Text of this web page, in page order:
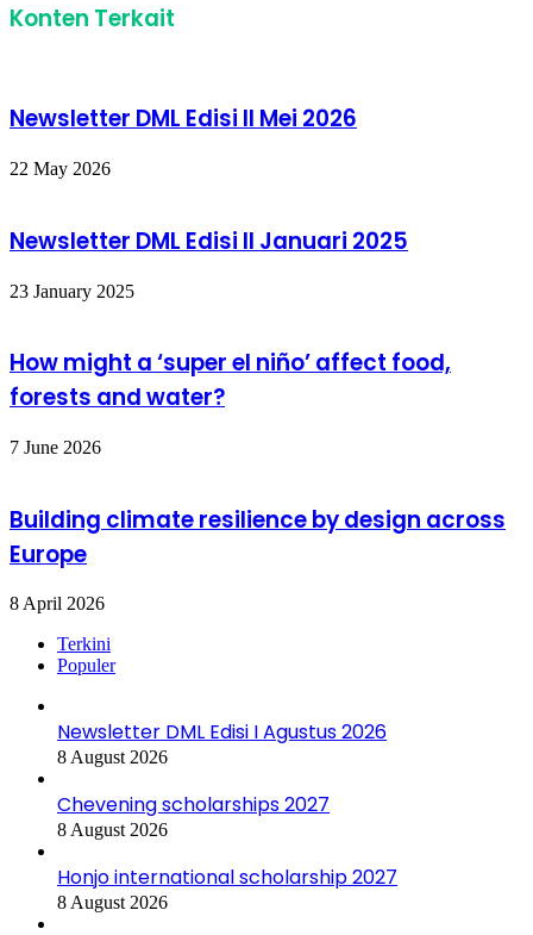
Konten Terkait
Newsletter DML Edisi II Mei 2026
22 May 2026
Newsletter DML Edisi II Januari 2025
23 January 2025
How might a ‘super el niño’ affect food,
forests and water?
7 June 2026
Building climate resilience by design across
Europe
8 April 2026
Terkini
Populer
Newsletter DML Edisi I Agustus 2026
8 August 2026
Chevening scholarships 2027
8 August 2026
Honjo international scholarship 2027
8 August 2026